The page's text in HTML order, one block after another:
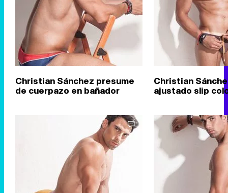
Christian Sánchez presume
de cuerpazo en bañador
Christian
ajustado slip